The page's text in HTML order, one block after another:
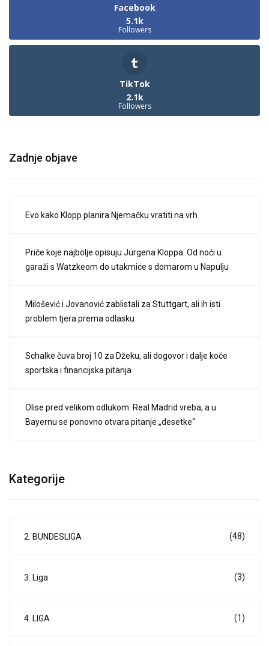
Facebook
5.1k
Followers
TikTok
2.1k
Followers
Zadnje objave
Evo kako Klopp planira Njemačku vratiti na vrh
Priče koje najbolje opisuju Jürgena Kloppa: Od noći u
garaži s Watzkeom do utakmice s domarom u Napulju
Milošević i Jovanović zablistali za Stuttgart, ali ih isti
problem tjera prema odlasku
Schalke čuva broj 10 za Džeku, ali dogovor i dalje koče
sportska i financijska pitanja
Olise pred velikom odlukom: Real Madrid vreba, a u
Bayernu se ponovno otvara pitanje „desetke“
Kategorije
2. BUNDESLIGA (48)
3. Liga (3)
4. LIGA (1)